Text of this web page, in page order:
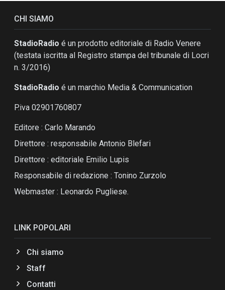
CHI SIAMO
StadioRadio é un prodotto editoriale di Radio Venere
(testata iscritta al Registro stampa del tribunale di Locri
n. 3/2016)
StadioRadio é un marchio Media & Communication
P.iva 02901760807
Editore : Carlo Marando
Direttore : responsabile Antonio Blefari
Direttore : editoriale Emilio Lupis
Responsabile di redazione : Tonino Zurzolo
Webmaster : Leonardo Pugliese.
LINK POPOLARI
Chi siamo
Staff
Contatti